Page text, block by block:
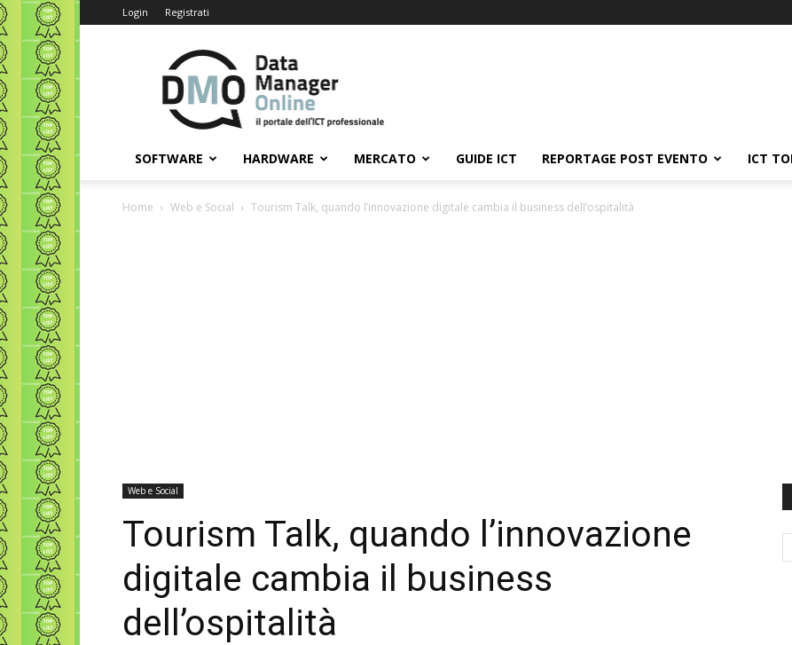
Login Registrati
Data
Manager
Online
SOFTWARE HARDWARE MERCATO GUIDE ICT REPORTAGE POST EVENTO ICT
Home Web e Social Tourism Talk, quando l’innovazione digitale cambia il business dell’ospitalità
Web e Social
Tourism Talk, quando l’innovazione
digitale cambia il business
dell’ospitalità